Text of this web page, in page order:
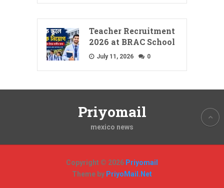
Teacher Recruitment
2026 at BRAC School
July 11, 2026 0
Priyomail
mexico news
Copyright © 2026 Priyomail
Theme by PriyoMail.Net